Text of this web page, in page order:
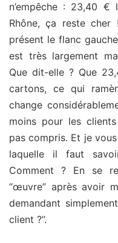
n’empêche : 23,40
Rhône, ça reste
présent le flanc
est très largement
Que dit-elle ? Que
cartons, ce qui
change
moins pour les clients
pas compris. Et je
laquelle il faut
Comment ? En se
“œuvre” après avoir
demandant
client ?”.